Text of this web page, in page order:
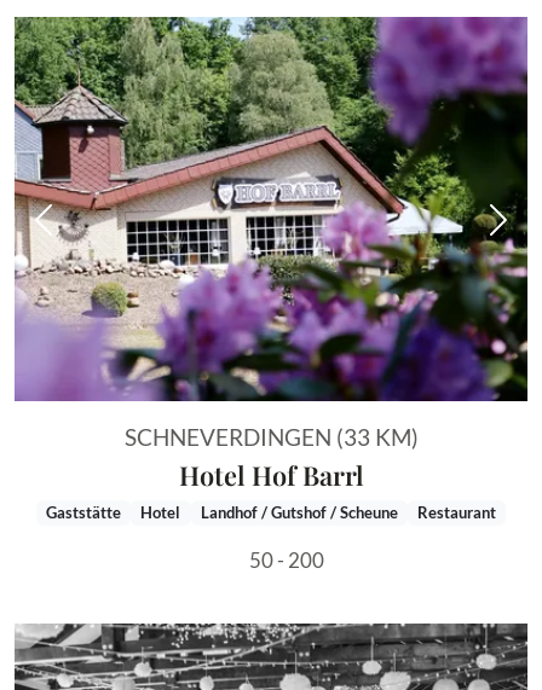
Vorheriges Bild
SCHNEVERDINGEN (33 KM)
Hotel Hof Barrl
Gaststätte Hotel Landhof / Gutshof / Scheune Restaurant
50 - 200